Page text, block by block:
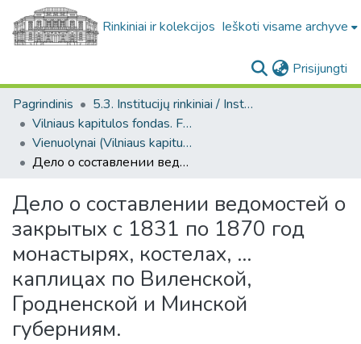
Rinkiniai ir kolekcijos Ieškoti visame archyve
Prisijungti
Pagrindinis
5.3. Institucijų rinkiniai / Institutional collections
Vilniaus kapitulos fondas. F43
Vienuolynai (Vilniaus kapitulos fondas. F43. Bažnytinių įstaigų bendro pobūdžio dokumentai)
Дело о составлении ведомостей о закрытых с 1831 по 1870 год монастырях, костелах, ... каплицах по Виленской, Гродненской и Минской губерниям.
Дело о составлении ведомостей о
закрытых с 1831 по 1870 год
монастырях, костелах, ...
каплицах по Виленской,
Гродненской и Минской
губерниям.